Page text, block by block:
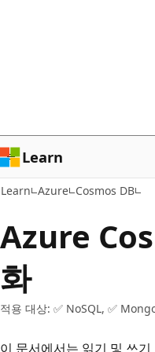
로
건
너
뛰
Learn
Learn Azure Cosmos DB
Azure
화
적용 대상: ✅ NoSQL, ✅
이 문서에서는 읽기 및 쓰기